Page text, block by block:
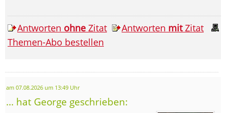
Antworten ohne Zitat Antworten mitZitat
Themen-Abo bestellen
am 07.08.2026 um 13:49 Uhr
... hat George geschrieben: